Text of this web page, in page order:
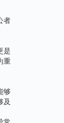
者
是
重
够
及